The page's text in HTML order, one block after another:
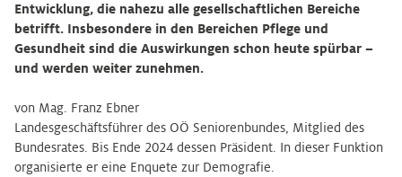
Entwicklung, die nahezu alle gesellschaftlichen Bereiche
betrifft. Insbesondere in den Bereichen Pflege und
Gesundheit sind die Auswirkungen schon heute spürbar –
und werden weiter zunehmen.
von Mag. Franz Ebner
Landesgeschäftsführer des OÖ Seniorenbundes, Mitglied des
Bundesrates. Bis Ende 2024 dessen Präsident. In dieser Funktion
organisierte er eine Enquete zur Demografie.